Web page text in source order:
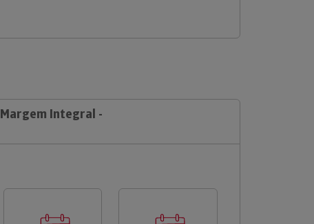
Integral -